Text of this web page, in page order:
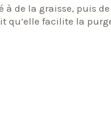
de la graisse, puis de
qu’elle facilite la